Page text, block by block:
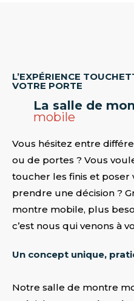
L’EXPÉRIENCE
VOTRE PORTE
La salle de
mobile
Vous hésitez entre
ou de portes ? Vous
toucher les finis et poser
prendre une décision ?
montre mobile, plus
c’est nous qui venons à
Un concept unique,
Notre salle de montre